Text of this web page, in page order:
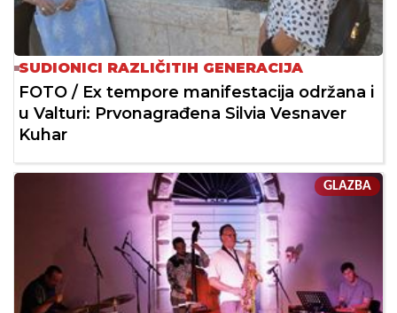
SUDIONICI RAZLIČITIH GENERACIJA
FOTO / Ex tempore manifestacija održana i
u Valturi: Prvonagrađena Silvia Vesnaver
Kuhar
GLAZBA